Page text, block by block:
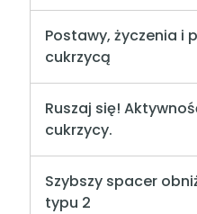
Postawy, życzenia i
cukrzycą
Ruszaj się!
cukrzycy.
Szybszy spacer
typu 2